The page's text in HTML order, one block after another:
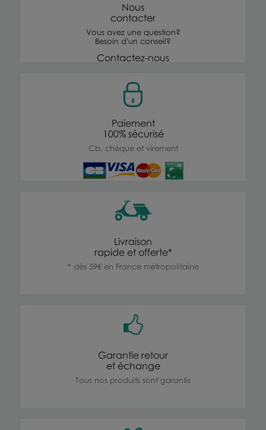
Nous
contacter
Vous avez une question?
Besoin d'un conseil?
Contactez-nous
Paiement
100% sécurisé
Cb, chèque et virement
Livraison
rapide et offerte*
* dès 59€ en France métropolitaine
Garantie retour
et échange
Tous nos produits sont garantis